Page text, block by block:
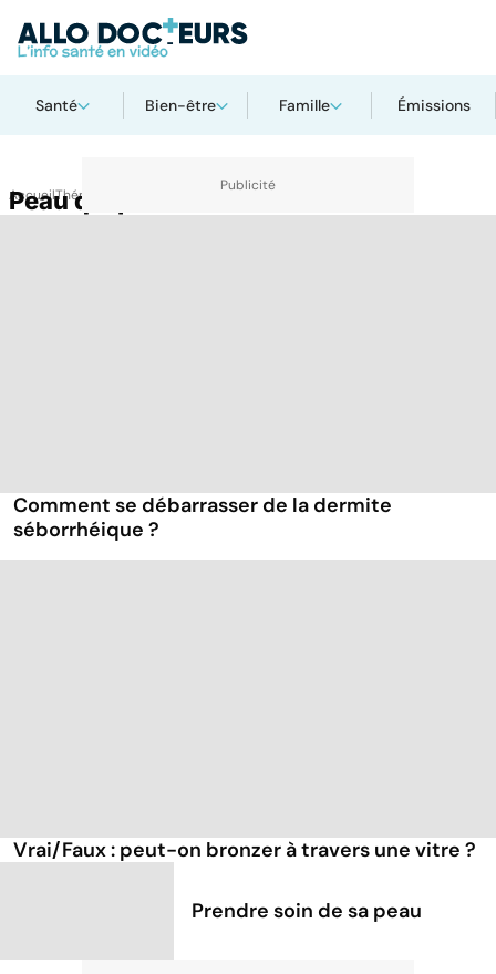
Santé Bien-être Famille Émissions
AccueilThématiques
Peau qui pèle
Comment se débarrasser de la dermite
séborrhéique ?
Vrai/Faux : peut-on bronzer à travers une vitre ?
Prendre soin de sa peau